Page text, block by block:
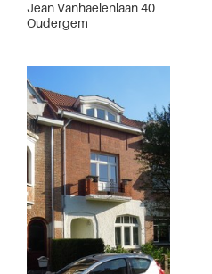
Jean Vanhaelenlaan 40
Oudergem